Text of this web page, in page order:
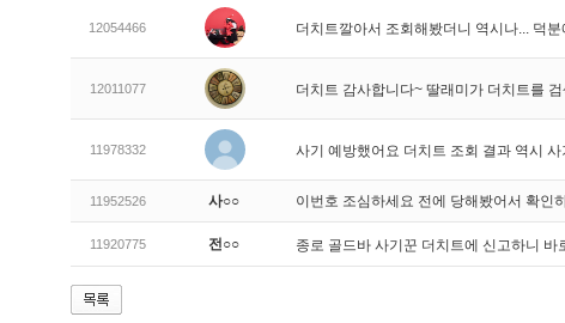
12054466 더치트깔아서 조회해봤더니 역시나... 덕
12011077 더치트 감사합니다~ 딸래미가 더치트를
11978332 사기 예방했어요 더치트 조회 결과 역시
11952526 사○○ 이번호 조심하세요 전에 당해봤어서 확인
11920775 전○○ 종로 골드바 사기꾼 더치트에 신고하니 바